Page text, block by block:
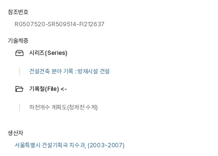
참조번호
RG507520-SR509514-FI212637
기술계층
시리즈(Series)
건설건축 분야 기록 : 방재시설 건설
기록철(File) <-
하천개수 계획도(청계천 수계)
생산자
서울특별시 건설기획국 치수과, (2003~2007)